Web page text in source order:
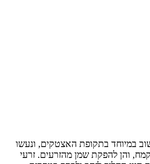
במיוחד בתקופת האצטקים, ונעשו
והן להפקת שמן מהזרעים. זרעי